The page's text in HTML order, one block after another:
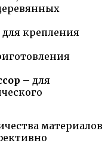
для крепления
– для
материалов